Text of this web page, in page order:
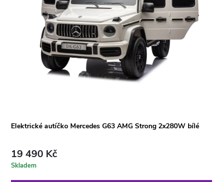
Elektrické autíčko Mercedes G63 AMG Strong 2x280W bílé
19 490 Kč
Skladem